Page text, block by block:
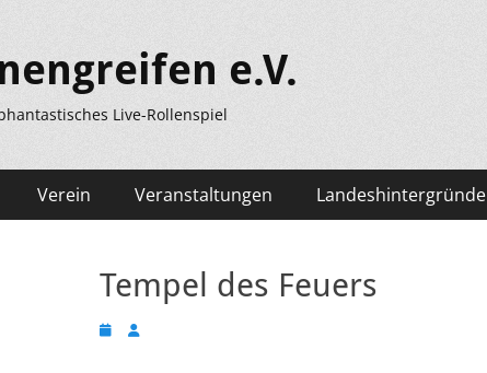
e.V.
Live-Rollenspiel
Verein Veranstaltungen Landeshintergründe
Tempel des Feuers
Veröffentlicht
Autor